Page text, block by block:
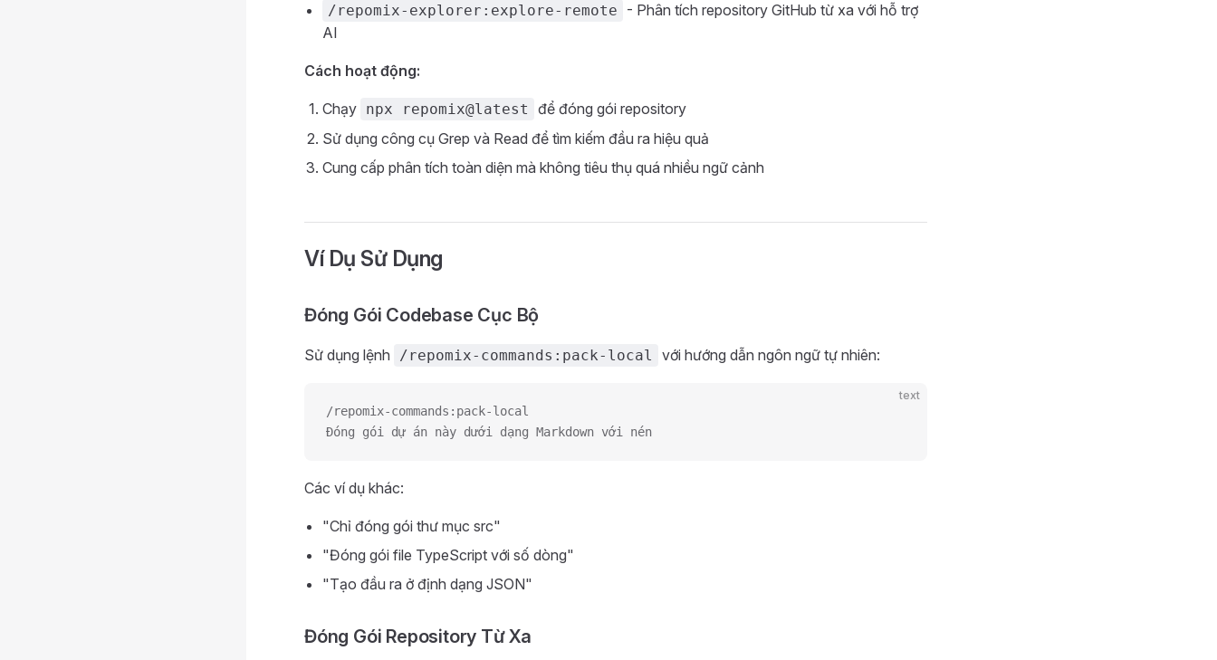
/repomix-explorer:explore-remote
- Phân tích repository GitHub từ xa với hỗ trợ
AI
Cách hoạt động:
Chạy npx repomix@latest
để đóng gói repository
Sử dụng công cụ Grep và Read để tìm kiếm đầu ra hiệu quả
Cung cấp phân tích toàn diện mà không tiêu thụ quá nhiều ngữ cảnh
Ví Dụ Sử Dụng
Đóng Gói Codebase Cục Bộ
Sử dụng lệnh /repomix-commands:pack-local với hướng dẫn ngôn ngữ tự nhiên:
text
/repomix-commands:pack-local
Đóng gói dự án này dưới dạng Markdown với nén
Các ví dụ khác:
"Chỉ đóng gói thư mục src"
"Đóng gói file TypeScript với số dòng"
"Tạo đầu ra ở định dạng JSON"
Đóng Gói Repository Từ Xa